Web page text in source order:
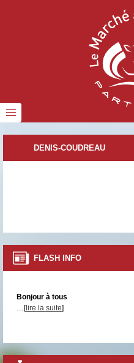
DENIS-COUDREAU
FLASH INFO
Bonjour à tous
…[lire la suite]